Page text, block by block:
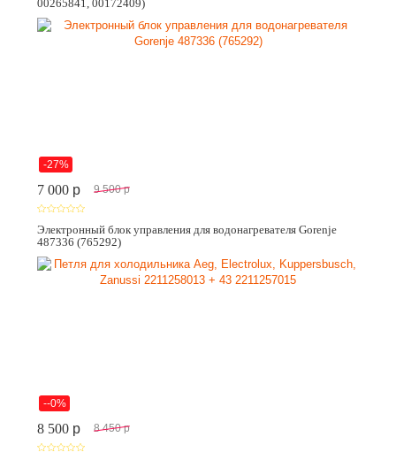
00265841, 00172409)
-27%
7 000 p 9 500 p
Электронный блок управления для водонагревателя Gorenje
487336 (765292)
--0%
8 500 p 8 450 p